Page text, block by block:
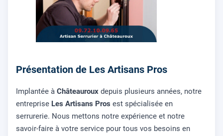
Présentation de Les Artisans Pros
Implantée à Châteauroux depuis plusieurs années, notre
entreprise Les Artisans Pros est spécialisée en
serrurerie. Nous mettons notre expérience et notre
savoir-faire à votre service pour tous vos besoins en